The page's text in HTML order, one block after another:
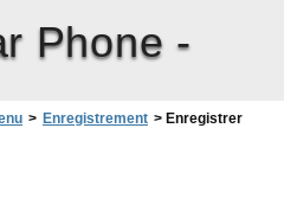
Phone -
> Enregistrement > Enregistrer